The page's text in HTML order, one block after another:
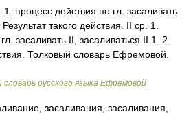
процесс действия по гл. засаливать
такого действия. II ср. 1.
засаливать II, засаливаться II 1. 2.
Толковый словарь Ефремовой.
русского языка Ефремовой
засаливания, засаливания,